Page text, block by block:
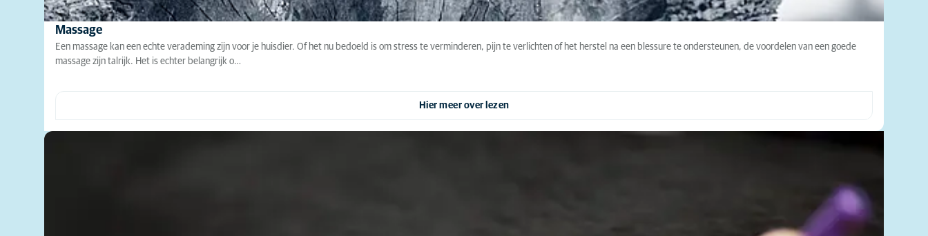
Massage
Een massage kan een echte verademing zijn voor je huisdier. Of het nu bedoeld is om stress te verminderen, pijn te verlichten of het herstel na een blessure te ondersteunen, de voordelen van een goede
massage zijn talrijk. Het is echter belangrijk o…
Hier meer over lezen